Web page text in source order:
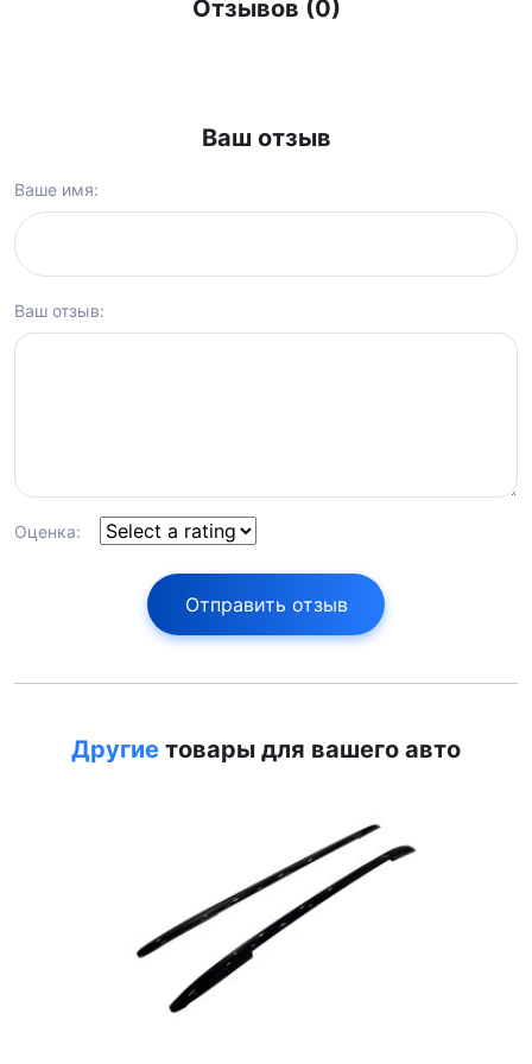
Отзывов (0)
Ваш отзыв
Ваше имя:
Ваш отзыв:
Оценка:
Отправить отзыв
Другие товары для вашего авто